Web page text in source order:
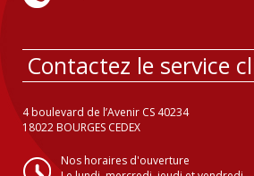
Contactez le service
4 boulevard de l’Avenir CS 40234
18022 BOURGES CEDEX
Nos horaires d'ouverture